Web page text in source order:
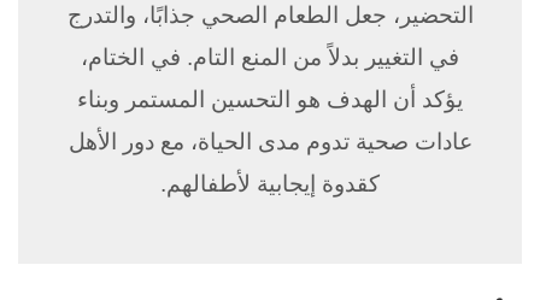
التحضير، جعل الطعام الصحي جذابًا، والتدرج
في التغيير بدلاً من المنع التام. في الختام،
يؤكد أن الهدف هو التحسين المستمر وبناء
عادات صحية تدوم مدى الحياة، مع دور الأهل
كقدوة إيجابية لأطفالهم.